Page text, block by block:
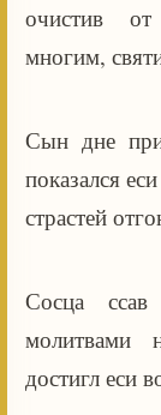
очистив от
многим,
Сын дне
показался
страстей
Сосца
молитвами
достигл еси